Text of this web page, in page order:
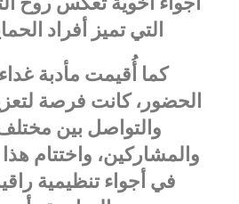
التي تميز أفراد
كما أُقيمت مأدبة
الحضور، كانت فرصة
والتواصل بين
والمشاركين، واختتام
في أجواء تنظيمية